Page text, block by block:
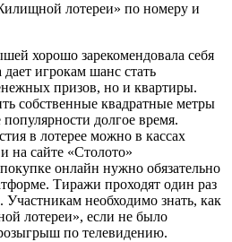
хорошо зарекомендовала себя
игрокам шанс стать
призов, но и квартиры.
собственные квадратные метры
долгое время.
в лотерее можно в кассах
на сайте «Столото»
онлайн нужно обязательно
Тиражи проходят один раз
необходимо знать, как
лотереи», если не было
по телевидению.